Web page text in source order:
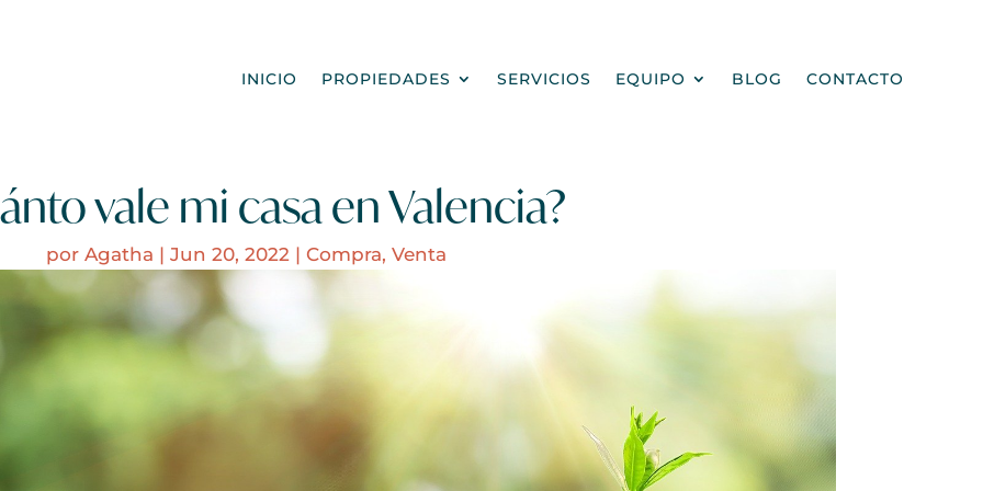
INICIO PROPIEDADES SERVICIOS EQUIPO BLOG CONTACTO
vale mi casa en Valencia?
por Agatha | Jun 20, 2022 | Compra, Venta